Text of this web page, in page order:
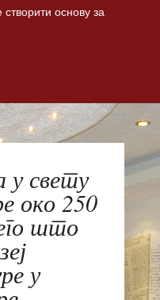
основу за
у свету
око 250
што
у